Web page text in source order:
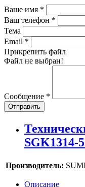
Ваше имя *
Ваш телефон *
Тема
Email *
Прикрепить файл
Файл не выбран!
Сообщение *
Отправить
SGK1314-
Производитель:
Описание